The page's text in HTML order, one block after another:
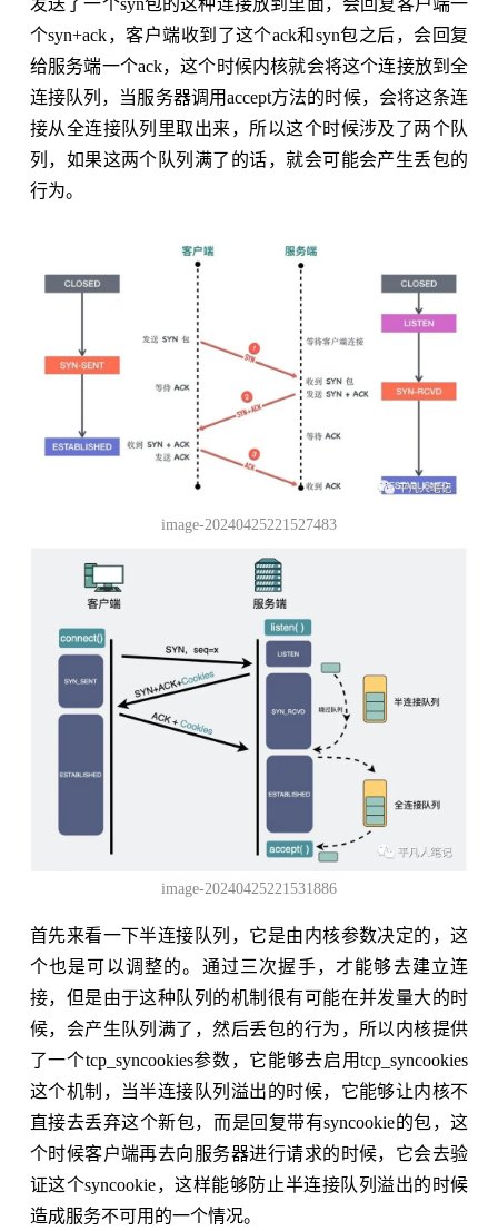
发送了一个syn包的这种连接放到里面，会回复客户端一
个syn+ack，客户端收到了这个ack和syn包之后，会回复
给服务端一个ack，这个时候内核就会将这个连接放到全
连接队列，当服务器调用accept方法的时候，会将这条连
接从全连接队列里取出来，所以这个时候涉及了两个队
列，如果这两个队列满了的话，就会可能会产生丢包的
行为。
image-20240425221527483
image-20240425221531886
首先来看一下半连接队列，它是由内核参数决定的，这
个也是可以调整的。通过三次握手，才能够去建立连
接，但是由于这种队列的机制很有可能在并发量大的时
候，会产生队列满了，然后丢包的行为，所以内核提供
了一个tcp_syncookies参数，它能够去启用tcp_syncookies
这个机制，当半连接队列溢出的时候，它能够让内核不
直接去丢弃这个新包，而是回复带有syncookie的包，这
个时候客户端再去向服务器进行请求的时候，它会去验
证这个syncookie，这样能够防止半连接队列溢出的时候
造成服务不可用的一个情况。